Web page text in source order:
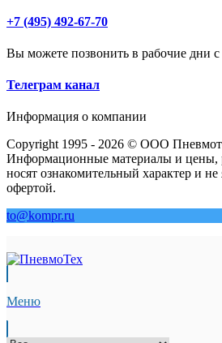
+7 (495) 492-67-70
Вы можете позвонить в рабочие дни с
Телеграм канал
Информация о компании
Copyright 1995 - 2026 © ООО
Информационные материалы и цены,
носят ознакомительный характер и
офертой.
to@kompr.ru
Меню